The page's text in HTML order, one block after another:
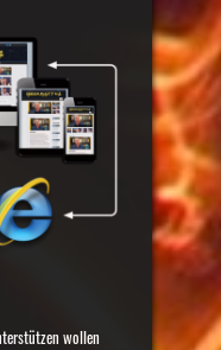
wollen